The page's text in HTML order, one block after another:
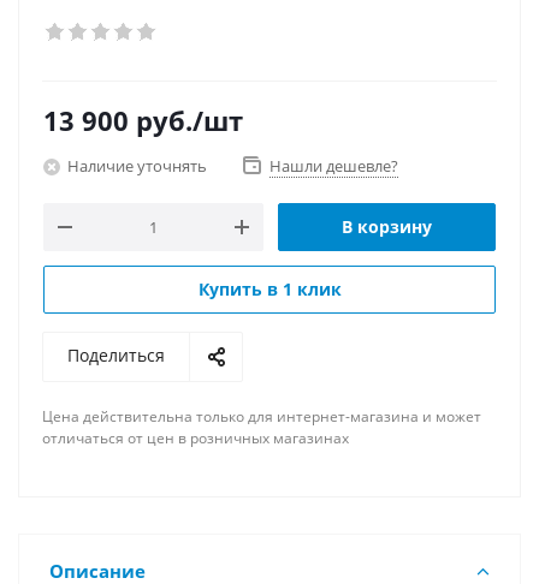
13 900 руб./шт
Наличие уточнять Нашли дешевле?
В корзину
Купить в 1 клик
Поделиться
Цена действительна только для интернет-магазина и может
отличаться от цен в розничных магазинах
Описание